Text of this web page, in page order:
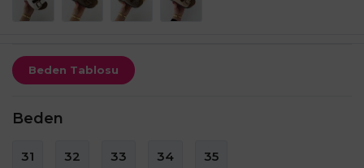
Beden Tablosu
Beden
31 32 33 34 35